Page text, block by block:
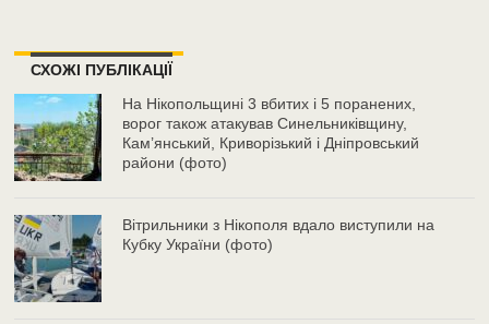
СХОЖІ ПУБЛІКАЦІЇ
На Нікопольщині 3 вбитих і 5 поранених,
ворог також атакував Синельниківщину,
Кам’янський, Криворізький і Дніпровський
райони (фото)
Вітрильники з Нікополя вдало виступили на
Кубку України (фото)